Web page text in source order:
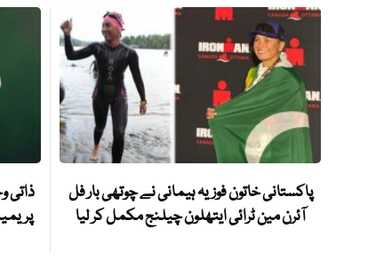
پاکستانی خاتون فوزیہ ہیمانی نے چوتھی بار فل
آئرن مین ٹرائی ایتھلون چیلنج مکمل کر لیا
ذاتی